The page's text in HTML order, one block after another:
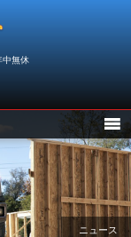
中無休
ニュース